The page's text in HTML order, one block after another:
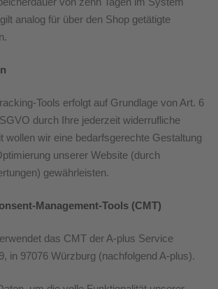
analog für über den Shop getätigte
Tools erfolgt auf Grundlage von Art. 6
durch Ihre jederzeit widerrufliche
wollen wir eine bedarfsgerechte Gestaltung
unserer Website (durch
gewährleisten.
Management-Tools (CMT)
das CMT der A-plus Service
in 97076 Würzburg (nachfolgend A-plus).